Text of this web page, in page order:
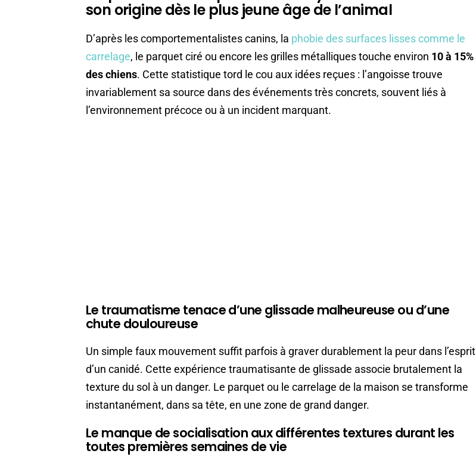
son origine dès le plus jeune âge de l’animal
D’après les comportementalistes canins, la phobie des surfaces lisses comme le
carrelage, le parquet ciré ou encore les grilles métalliques touche environ 10 à 15%
des chiens. Cette statistique tord le cou aux idées reçues : l’angoisse trouve
invariablement sa source dans des événements très concrets, souvent liés à
l’environnement précoce ou à un incident marquant.
Le traumatisme tenace d’une glissade malheureuse ou d’une
chute douloureuse
Un simple faux mouvement suffit parfois à graver durablement la peur dans l’esprit
d’un canidé. Cette expérience traumatisante de glissade associe brutalement la
texture du sol à un danger. Le parquet ou le carrelage de la maison se transforme
instantanément, dans sa tête, en une zone de grand danger.
Le manque de socialisation aux différentes textures durant les
toutes premières semaines de vie